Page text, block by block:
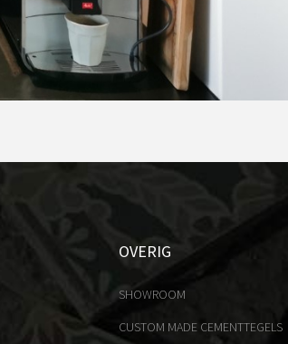
OVERIG
SHOWROOM
CUSTOM MADE CEMENTTEGELS